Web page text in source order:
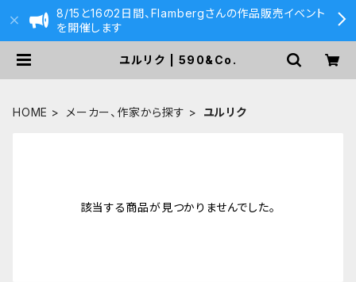
8/15と16の2日間、Flambergさんの作品販売イベント
を開催します
ユルリク | 590&Co.
HOME メーカー、作家から探す ユルリク
該当する商品が見つかりませんでした。